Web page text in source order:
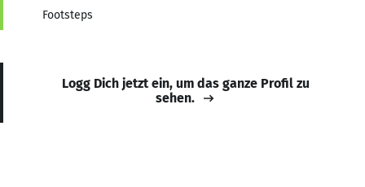
Footsteps
Logg Dich jetzt ein, um das ganze Profil zu
sehen.